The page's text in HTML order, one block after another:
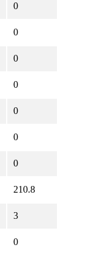
0
0
0
0
0
0
0
210.8
3
0